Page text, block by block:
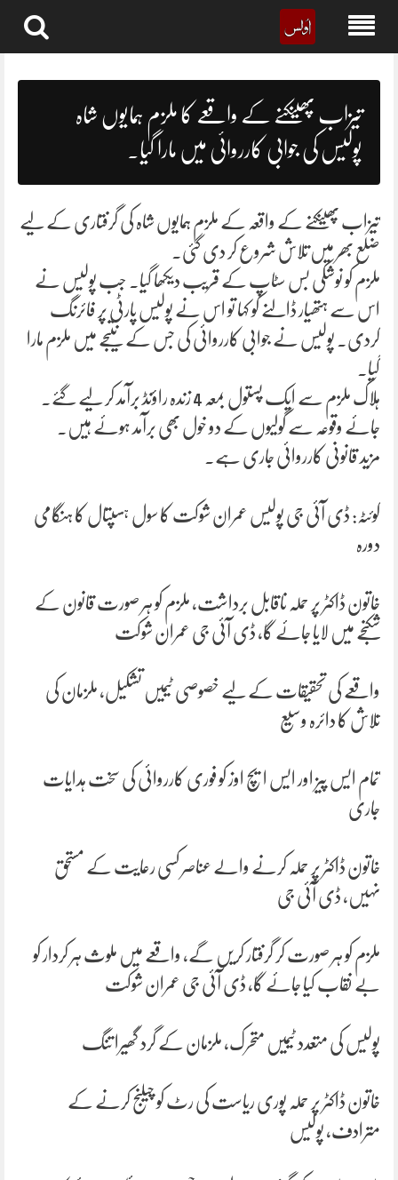
تیزاب پھینکنے کے واقعے کا ملزم ہمایوں شاہ
پولیس کی جوابی کارروائی میں مارا گیا۔
تیزاب پھینکنے کے واقعہ کے ملزم ہمایوں شاہ کی گرفتاری کے لیے
ضلع بھر میں تلاش شروع کر دی گئی۔
ملزم کو نوشکی بس سٹاپ کے قریب دیکھا گیا۔ جب پولیس نے
اس سے ہتھیار ڈالنے کو کہا تو اس نے پولیس پارٹی پر فائرنگ
کردی۔ پولیس نے جوابی کارروائی کی جس کے نتیجے میں ملزم مارا
گیا۔
ہلاک ملزم سے ایک پستول بمعہ 4 زندہ راؤنڈ برآمد کر لیے گئے۔
جائے وقوعہ سے گولیوں کے دو خول بھی برآمد ہوئے ہیں۔
مزید قانونی کارروائی جاری ہے۔
کوئٹہ: ڈی آئی جی پولیس عمران شوکت کا سول ہسپتال کا ہنگامی
دورہ
خاتون ڈاکٹر پر حملہ ناقابل برداشت، ملزم کو ہر صورت قانون کے
شکنجے میں لایا جائے گا، ڈی آئی جی عمران شوکت
واقعے کی تحقیقات کے لیے خصوصی ٹیمیں تشکیل، ملزمان کی
تلاش کا دائرہ وسیع
تمام ایس پیز اور ایس ایچ اوز کو فوری کارروائی کی سخت ہدایات
جاری
خاتون ڈاکٹر پر حملہ کرنے والے عناصر کسی رعایت کے مستحق
نہیں، ڈی آئی جی
ملزم کو ہر صورت کر گرفتار کریں گے، واقعے میں ملوث ہر کردار کو
بے نقاب کیا جائے گا، ڈی آئی جی عمران شوکت
پولیس کی متعدد ٹیمیں متحرک، ملزمان کے گرد گھیرا تنگ
خاتون ڈاکٹر پر حملہ پوری ریاست کی رٹ کو چیلنج کرنے کے
مترادف، پولیس